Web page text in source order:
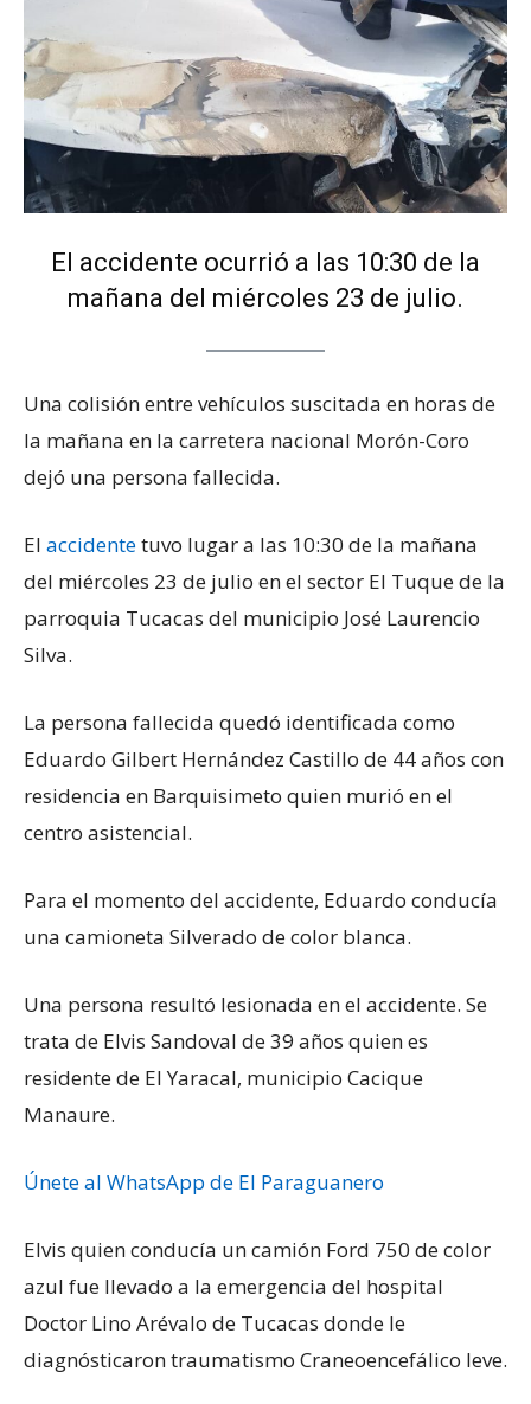
El accidente ocurrió a las 10:30 de la
mañana del miércoles 23 de julio.
Una colisión entre vehículos suscitada en horas de
la mañana en la carretera nacional Morón-Coro
dejó una persona fallecida.
El accidentetuvo lugar a las 10:30 de la mañana
del miércoles 23 de julio en el sector El Tuque de la
parroquia Tucacas del municipio José Laurencio
Silva.
La persona fallecida quedó identificada como
Eduardo Gilbert Hernández Castillo de 44 años con
residencia en Barquisimeto quien murió en el
centro asistencial.
Para el momento del accidente, Eduardo conducía
una camioneta Silverado de color blanca.
Una persona resultó lesionada en el accidente. Se
trata de Elvis Sandoval de 39 años quien es
residente de El Yaracal, municipio Cacique
Manaure.
Únete al WhatsApp de El Paraguanero
Elvis quien conducía un camión Ford 750 de color
azul fue llevado a la emergencia del hospital
Doctor Lino Arévalo de Tucacas donde le
diagnósticaron traumatismo Craneoencefálico leve.